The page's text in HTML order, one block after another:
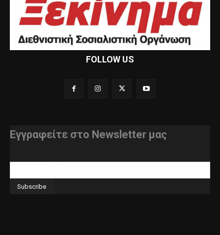
FOLLOW US
Εγγραφείτε στο Newsletter μας